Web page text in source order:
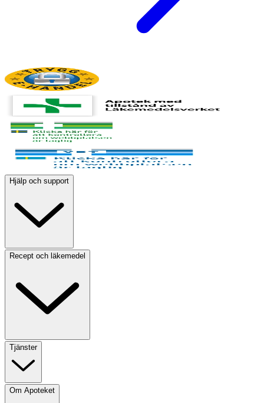
Hjälp och support
Recept och läkemedel
Tjänster
Om Apoteket